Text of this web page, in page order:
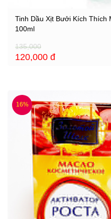
Tinh Dầu Xịt Bưởi Kích Thích
100ml
135,000
120,000 đ
16%